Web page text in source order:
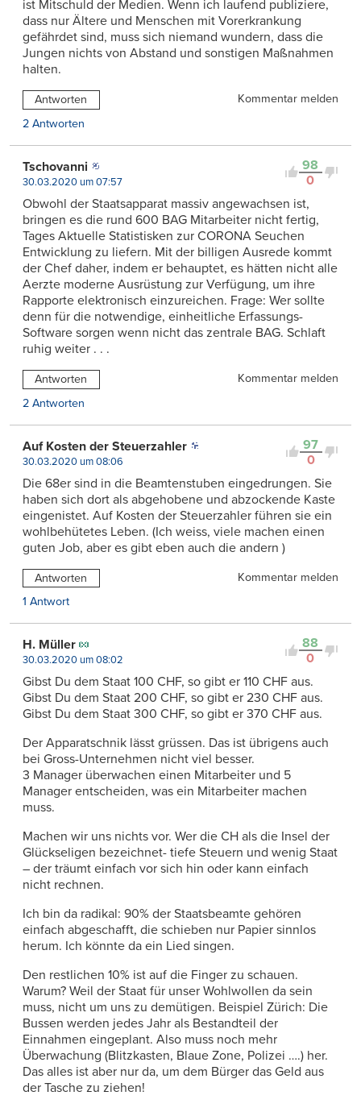
ist Mitschuld der Medien. Wenn ich laufend publiziere,
dass nur Ältere und Menschen mit Vorerkrankung
gefährdet sind, muss sich niemand wundern, dass die
Jungen nichts von Abstand und sonstigen Maßnahmen
halten.
Antworten
Kommentar melden
2 Antworten
98
0
Tschovanni
30.03.2020 um 07:57
Obwohl der Staatsapparat massiv angewachsen ist,
bringen es die rund 600 BAG Mitarbeiter nicht fertig,
Tages Aktuelle Statistisken zur CORONA Seuchen
Entwicklung zu liefern. Mit der billigen Ausrede kommt
der Chef daher, indem er behauptet, es hätten nicht alle
Aerzte moderne Ausrüstung zur Verfügung, um ihre
Rapporte elektronisch einzureichen. Frage: Wer sollte
denn für die notwendige, einheitliche Erfassungs-
Software sorgen wenn nicht das zentrale BAG. Schlaft
ruhig weiter . . .
Antworten
Kommentar melden
2 Antworten
97
0
Auf Kosten der Steuerzahler
30.03.2020 um 08:06
Die 68er sind in die Beamtenstuben eingedrungen. Sie
haben sich dort als abgehobene und abzockende Kaste
eingenistet. Auf Kosten der Steuerzahler führen sie ein
wohlbehütetes Leben. (Ich weiss, viele machen einen
guten Job, aber es gibt eben auch die andern )
Antworten
Kommentar melden
1 Antwort
88
0
H. Müller
30.03.2020 um 08:02
Gibst Du dem Staat 100 CHF, so gibt er 110 CHF aus.
Gibst Du dem Staat 200 CHF, so gibt er 230 CHF aus.
Gibst Du dem Staat 300 CHF, so gibt er 370 CHF aus.
Der Apparatschnik lässt grüssen. Das ist übrigens auch
bei Gross-Unternehmen nicht viel besser.
3 Manager überwachen einen Mitarbeiter und 5
Manager entscheiden, was ein Mitarbeiter machen
muss.
Machen wir uns nichts vor. Wer die CH als die Insel der
Glückseligen bezeichnet- tiefe Steuern und wenig Staat
– der träumt einfach vor sich hin oder kann einfach
nicht rechnen.
Ich bin da radikal: 90% der Staatsbeamte gehören
einfach abgeschafft, die schieben nur Papier sinnlos
herum. Ich könnte da ein Lied singen.
Den restlichen 10% ist auf die Finger zu schauen.
Warum? Weil der Staat für unser Wohlwollen da sein
muss, nicht um uns zu demütigen. Beispiel Zürich: Die
Bussen werden jedes Jahr als Bestandteil der
Einnahmen eingeplant. Also muss noch mehr
Überwachung (Blitzkasten, Blaue Zone, Polizei ….) her.
Das alles ist aber nur da, um dem Bürger das Geld aus
der Tasche zu ziehen!